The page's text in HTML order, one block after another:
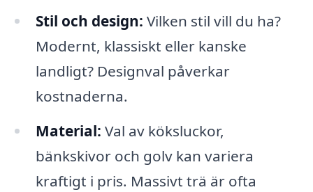
Stil och design: Vilken stil vill du ha?
Modernt, klassiskt eller kanske
landligt? Designval påverkar
kostnaderna.
Material: Val av köksluckor,
bänkskivor och golv kan variera
kraftigt i pris. Massivt trä är ofta